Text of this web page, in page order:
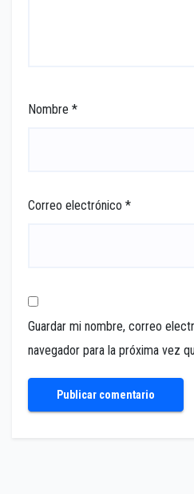
Nombre *
Correo electrónico *
Guardar mi nombre, correo
navegador para la próxima vez